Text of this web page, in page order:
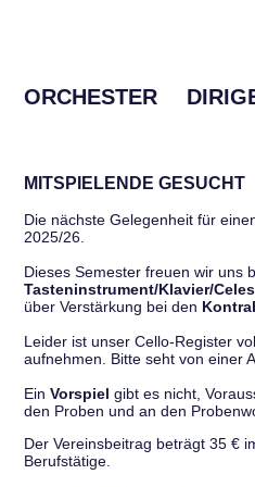
ORCHESTER
MITSPIELENDE GESUCHT
Die nächste Gelegenheit für
2025/26.
Dieses Semester freuen wir uns
Tasteninstrument/Klavier/
über Verstärkung bei den
Leider ist unser Cello-Register
aufnehmen. Bitte seht von einer
Ein Vorspiel gibt es nicht,
den Proben und an den
Der Vereinsbeitrag beträgt 35 €
Berufstätige.